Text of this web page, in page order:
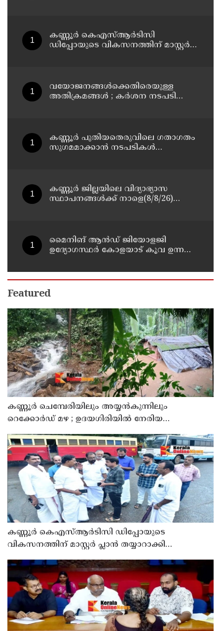
കണ്ണൂർ കെഎസ്ആർടിസി
ഡിപ്പോയുടെ വികസനത്തിന് മാസ്റ്റർ
വയോജനങ്ങൾക്കെതിരെയുള്ള
അതിക്രമങ്ങൾ ; കർശന നടപടി
കണ്ണൂർ പുതിയതെരുവിലെ ഗതാഗതം
സുഗമമാക്കാന്‍ നടപടികള്‍
കണ്ണൂർ ജില്ലയിലെ വിദ്യാഭ്യാസ
സ്ഥാപനങ്ങള്‍ക്ക് നാളെ(8/8/26)
മൈനിങ് ആൻഡ്​ ജിയോളജി
ഉദ്യോഗസ്ഥർ കോളയാട് കൂവ ഉന്നതി
Featured
കണ്ണൂർ ചെമ്പേരിയിലും അയ്യൻകുന്നിലും
റെക്കോർഡ് മഴ ; ഉദയഗിരിയിൽ നേരിയ
ഉരുൾപൊട്ടൽ; 13 പേരെ ക്യാമ്പിലേക്ക് മാറ്റി
കണ്ണൂർ കെഎസ്ആർടിസി ഡിപ്പോയുടെ
വികസനത്തിന് മാസ്റ്റർ പ്ലാൻ തയ്യാറാക്കി
സമർപ്പിക്കും : ടി ഒ മോഹനൻ എം എൽ എ